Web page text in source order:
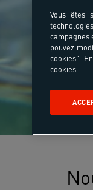
Vous êtes
campagnes
pouvez
cookies".
cookies.